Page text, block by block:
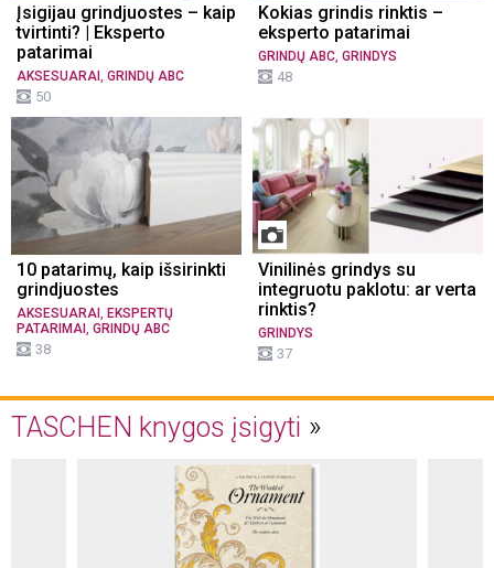
Įsigijau grindjuostes – kaip
tvirtinti? | Eksperto
patarimai
AKSESUARAI GRINDŲ ABC
50
Kokias grindis rinktis –
eksperto patarimai
GRINDŲ ABC GRINDYS
48
10 patarimų, kaip išsirinkti
grindjuostes
AKSESUARAI
EKSPERTŲ
PATARIMAI
GRINDŲ ABC
38
Vinilinės grindys su
integruotu paklotu: ar verta
rinktis?
GRINDYS
37
TASCHEN knygos įsigyti